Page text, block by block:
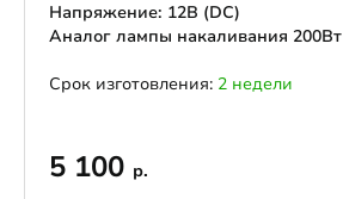
Напряжение: 12В (DС)
Аналог лампы накаливания 200Вт
Срок изготовления: 2 недели
5 100 р.